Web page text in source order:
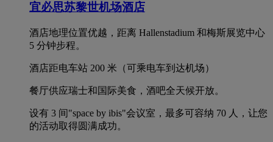
宜必思苏黎世机场酒店
酒店地理位置优越，距离 Hallenstadium 和梅斯展览中心
5 分钟步程。
酒店距电车站 200 米（可乘电车到达机场）
餐厅供应瑞士和国际美食，酒吧全天候开放。
设有 3 间"space by ibis"会议室，最多可容纳 70 人，让您
的活动取得圆满成功。